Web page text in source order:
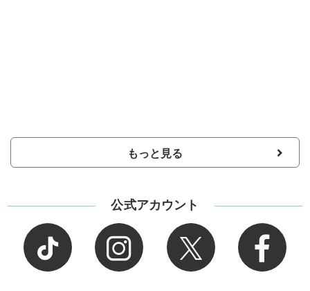
もっと見る
公式アカウント